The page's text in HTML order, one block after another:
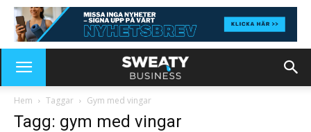
Hem Taggar Gym med vingar
Tagg: gym med vingar